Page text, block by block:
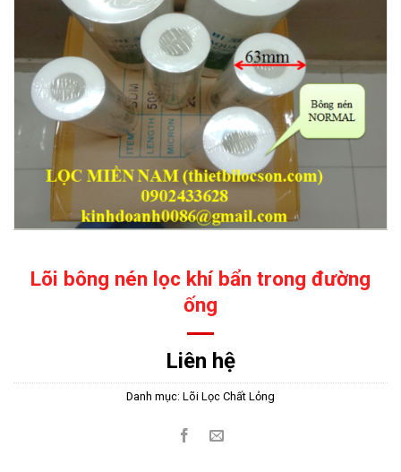
Lõi bông nén lọc khí bẩn trong đường
ống
Liên hệ
Danh mục: Lõi Lọc Chất Lỏng